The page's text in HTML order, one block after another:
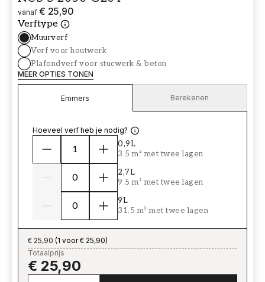
vanaf € 25,90
Verftype
Muurverf
Verf voor houtwerk
Plafondverf voor stucwerk & beton
MEER OPTIES TONEN
Emmers Berekenen
Hoeveel verf heb je nodig?
0,9L
3.5 m² met twee lagen
2,7L
9.5 m² met twee lagen
9L
31.5 m² met twee lagen
€ 25,90 (1 voor € 25,90)
Totaalprijs
€ 25,90